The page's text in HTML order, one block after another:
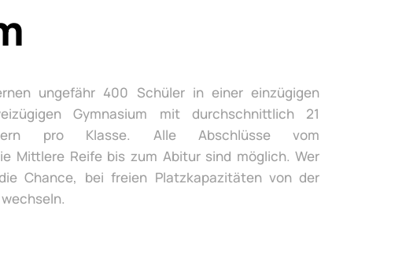
ungefähr 400 Schüler in einer einzügigen
Gymnasium mit durchschnittlich 21
pro Klasse. Alle Abschlüsse vom
Mittlere Reife bis zum Abitur sind möglich. Wer
Chance, bei freien Platzkapazitäten von der